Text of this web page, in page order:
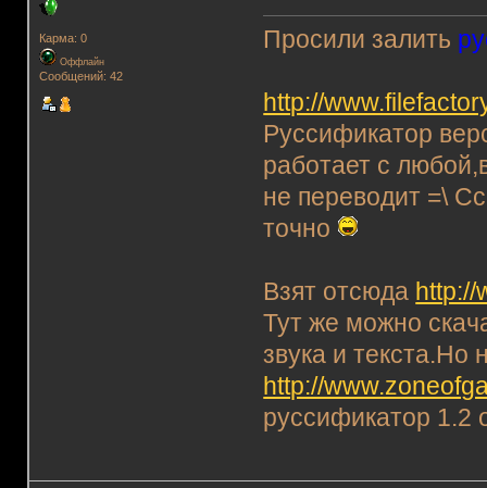
Карма: 0
Оффлайн
Сообщений: 42
Просили залить
http://
Руссификатор
работает с
не переводит =\
точно
Взят отсюда http://
Тут же можно
звука и текста.Но
http://
руссификатор 1.2